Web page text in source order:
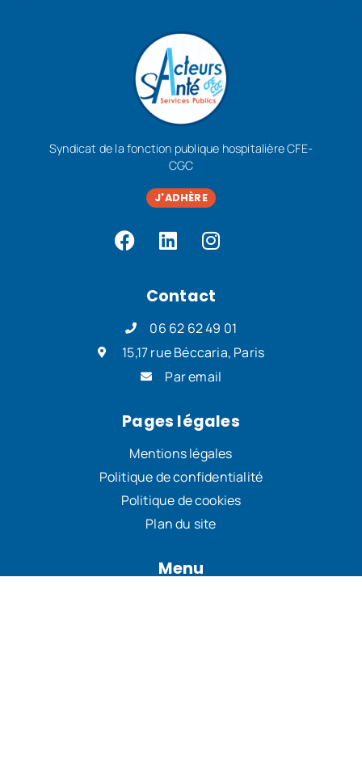
Syndicat de la fonction publique hospitalière CFE-
CGC
J'ADHÈRE
Contact
06 62 62 49 01
15,17 rue Béccaria, Paris
Par email
Pages légales
Mentions légales
Politique de confidentialité
Politique de cookies
Plan du site
Menu